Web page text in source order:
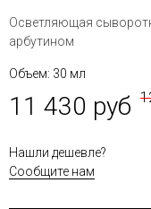
Осветляющая
арбутином
Объем: 30 мл
11 430 руб
Нашли дешевле?
Сообщите нам